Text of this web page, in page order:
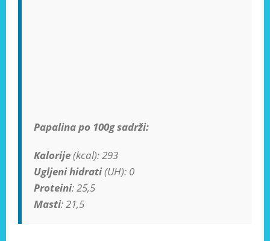
Papalina po 100g sadrži:
Kalorije(kcal): 293
Ugljeni hidrati(UH): 0
Proteini: 25,5
Masti: 21,5